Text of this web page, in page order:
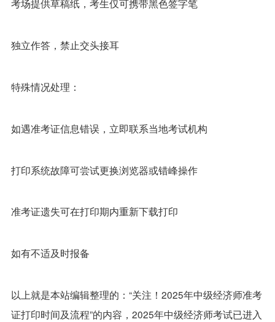
考场提供草稿纸，考生仅可携带黑色签字笔
独立作答，禁止交头接耳
特殊情况处理：
如遇准考证信息错误，立即联系当地考试机构
打印系统故障可尝试更换浏览器或错峰操作
准考证遗失可在打印期内重新下载打印
如有不适及时报备
以上就是本站编辑整理的：“关注！2025年中级经济师准考
证打印时间及流程”的内容，2025年中级经济师考试已进入